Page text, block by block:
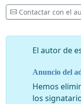
adhesión a la
expresado a
Contactar con el
El autor de
Anuncio del
Hemos
los